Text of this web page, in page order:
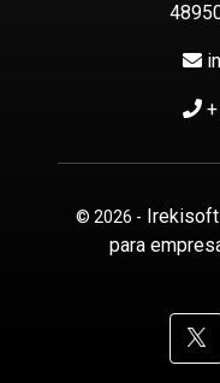
© 2026 -
para